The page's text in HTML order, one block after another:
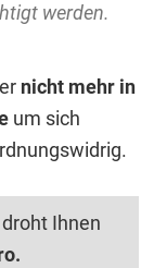
werden.
nicht mehr in
um sich
Ihnen